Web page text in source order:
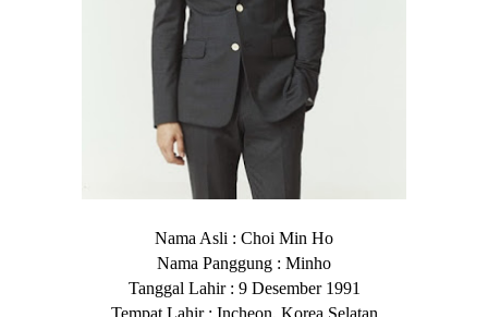
Nama Asli : Choi Min Ho
Nama Panggung : Minho
Tanggal Lahir : 9 Desember 1991
Tempat Lahir : Incheon, Korea Selatan